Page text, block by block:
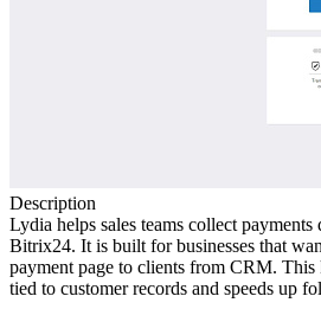
Description
Lydia helps sales teams collect
Bitrix24. It is built for businesses that
payment page to clients from CRM. This
tied to customer records and speeds up